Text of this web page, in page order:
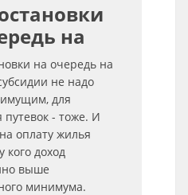
на
на очередь на
не надо
для
путевок - тоже. И
оплату жилья
кого доход
выше
минимума.